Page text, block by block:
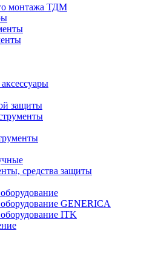
монтажа ТДМ
защиты
средства защиты
GENERICA
ITK